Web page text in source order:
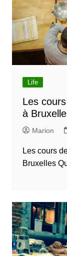
Life
Les
à
Marion
Les cours
Bruxelles